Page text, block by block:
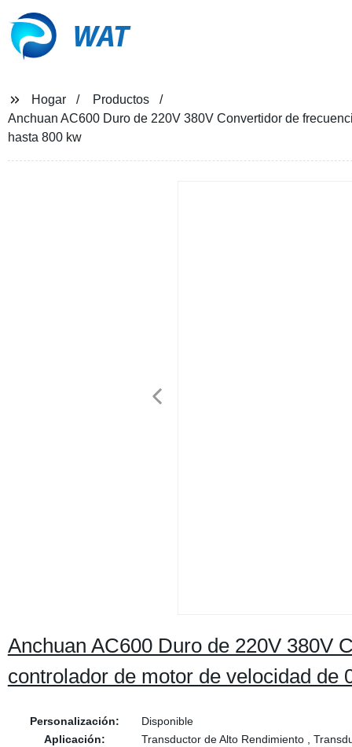
WAT
Hogar
Productos
Anchuan AC600 Duro de 220V 380V Convertidor de
hasta 800 kw
Anchuan AC600 Duro de 220V 380V
controlador de motor de velocidad de
Personalización:
Disponible
Aplicación:
Transductor de Alto Rendimiento ,